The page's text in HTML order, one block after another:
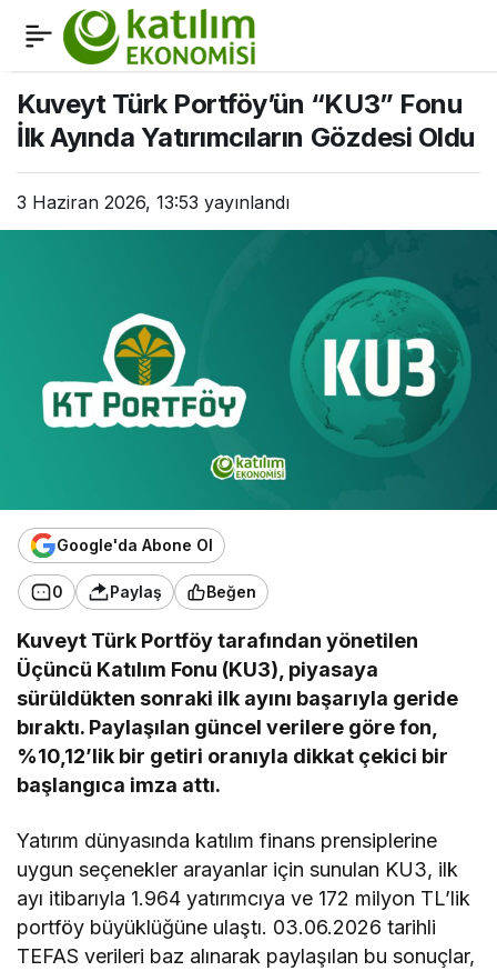
Kuveyt Türk Portföy’ün “KU3” Fonu
İlk Ayında Yatırımcıların Gözdesi Oldu
3 Haziran 2026, 13:53 yayınlandı
Google'da Abone Ol
0 Paylaş Beğen
Kuveyt Türk Portföy tarafından yönetilen
Üçüncü Katılım Fonu (KU3), piyasaya
sürüldükten sonraki ilk ayını başarıyla geride
bıraktı. Paylaşılan güncel verilere göre fon,
%10,12’lik bir getiri oranıyla dikkat çekici bir
başlangıca imza attı.
​Yatırım dünyasında katılım finans prensiplerine
uygun seçenekler arayanlar için sunulan KU3, ilk
ayı itibarıyla 1.964 yatırımcıya ve 172 milyon TL’lik
portföy büyüklüğüne ulaştı. 03.06.2026 tarihli
TEFAS verileri baz alınarak paylaşılan bu sonuçlar,
3’üncü Küresel İslami
Ekonomi Zirvesi
İstanbul’da başladı